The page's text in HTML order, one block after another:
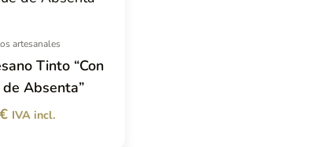
artesanales
Tinto “Con
Absenta”
€ IVA incl.